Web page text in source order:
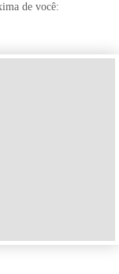
de você: